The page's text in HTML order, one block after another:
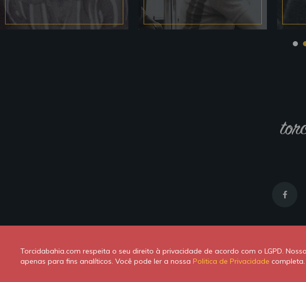
Powered by
Torcidabahia.com respeita o seu direito à privacidade de acordo com o LGPD.
apenas para fins analíticos. Você pode ler a nossa Politica de Privacidade completa.